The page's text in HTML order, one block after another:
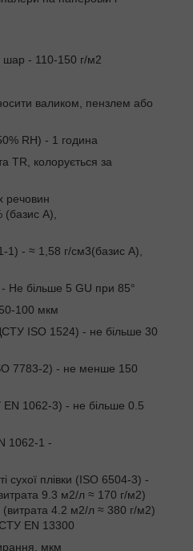
шар - 110-150 г/м2
валиком, пензлем або
RH) - 1 година
TR, колорується за
речовин
А),
1) - ≈ 1,58 г/см3(базис А),
Не більше 5 GU при 85°
100 мкм
ISO 1524) - не більше 30
7783-2) - не менше 150
1062-3) - не більше 0.5
1062-1 -
сухої плівки (ISO 6504-3) -
9.3 м2/л ≈ 170 г/м2)
4.2 м2/л ≈ 380 г/м2)
EN 13300
мкм